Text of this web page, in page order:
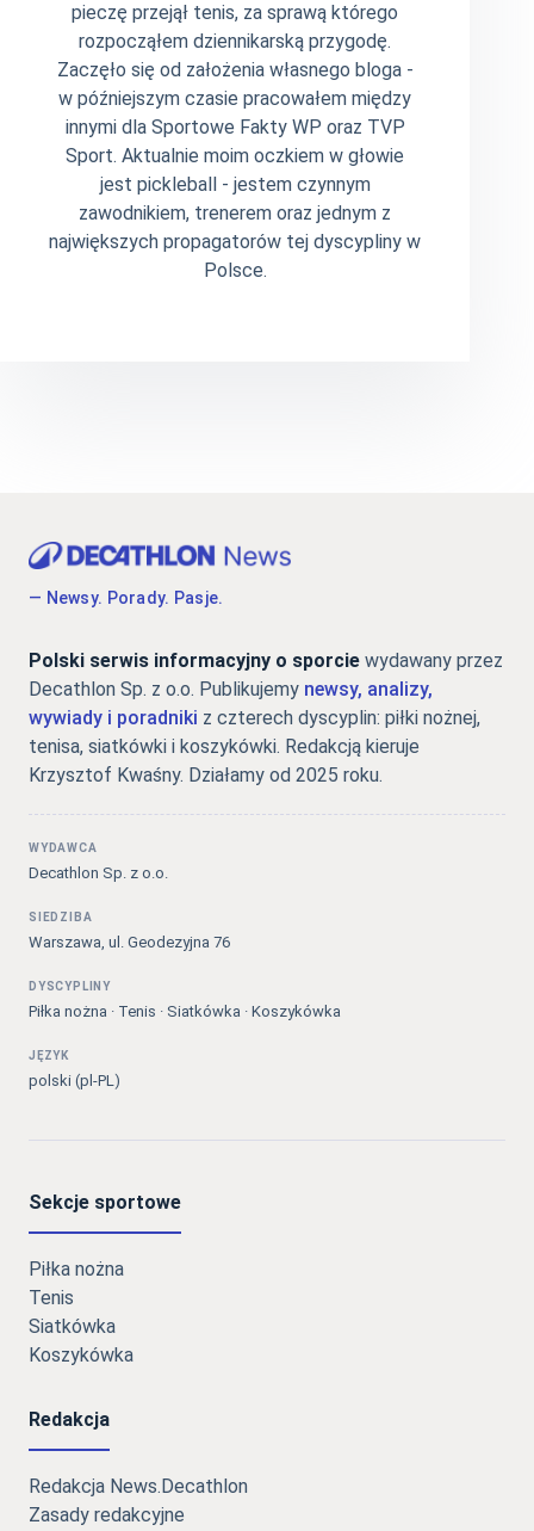
pieczę przejął tenis, za sprawą którego
rozpocząłem dziennikarską przygodę.
Zaczęło się od założenia własnego bloga -
w późniejszym czasie pracowałem między
innymi dla Sportowe Fakty WP oraz TVP
Sport. Aktualnie moim oczkiem w głowie
jest pickleball - jestem czynnym
zawodnikiem, trenerem oraz jednym z
największych propagatorów tej dyscypliny w
Polsce.
— Newsy. Porady. Pasje.
Polski serwis informacyjny o sporcie wydawany przez
Decathlon Sp. z o.o. Publikujemy newsy, analizy,
wywiady i poradniki z czterech dyscyplin: piłki nożnej,
tenisa, siatkówki i koszykówki. Redakcją kieruje
Krzysztof Kwaśny. Działamy od 2025 roku.
WYDAWCA
Decathlon Sp. z o.o.
SIEDZIBA
Warszawa, ul. Geodezyjna 76
DYSCYPLINY
Piłka nożna · Tenis · Siatkówka · Koszykówka
JĘZYK
polski (pl-PL)
Sekcje sportowe
Piłka nożna
Tenis
Siatkówka
Koszykówka
Redakcja
Redakcja News.Decathlon
Zasady redakcyjne